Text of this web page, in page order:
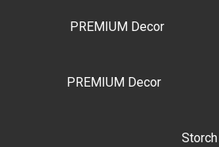
PREMIUM Decor
PREMIUM Decor
Storch